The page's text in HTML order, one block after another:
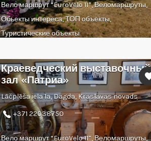
Вело маршрут “EuroVelo 11”, Веломаршруты,
Обьекты интереса, ТОП объекты,
Туристические объекты
Краеведческий выставочный
зал «Патриа»
Lāčplēša iela 1a, Dagda, Kraslavas novads
+371 22038750
Вело маршрут “EuroVelo 11”, Веломаршруты,